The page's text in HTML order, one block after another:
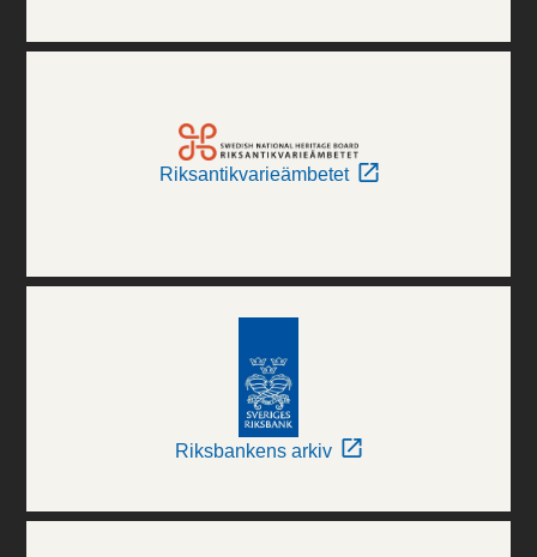
Riksantikvarieämbetet
Riksbankens arkiv